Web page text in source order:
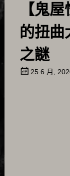
【鬼
的扭曲
之謎
25 6 月,